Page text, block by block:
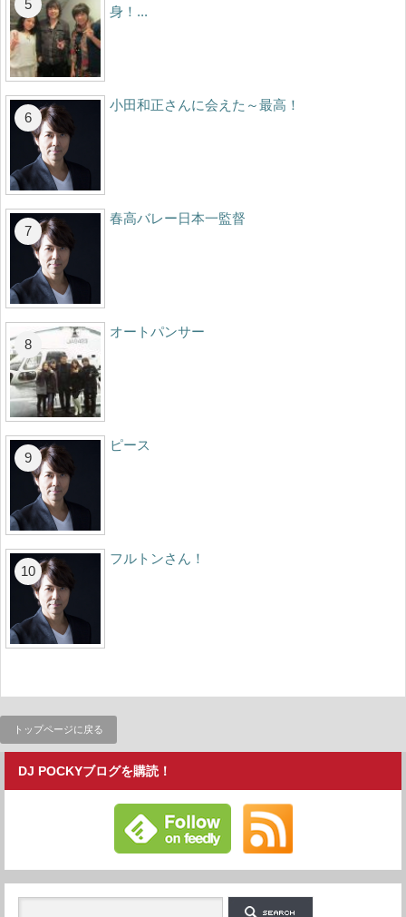
身！...
小田和正さんに会えた～最高！
春高バレー日本一監督
オートパンサー
ピース
フルトンさん！
トップページに戻る
DJ POCKYブログを購読！